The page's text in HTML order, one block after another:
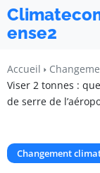
ense2
Accueil
Viser 2 tonnes :
de serre de
Changement